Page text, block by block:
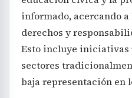
informado, acercando
derechos y
Esto incluye iniciativas
sectores
baja representación en